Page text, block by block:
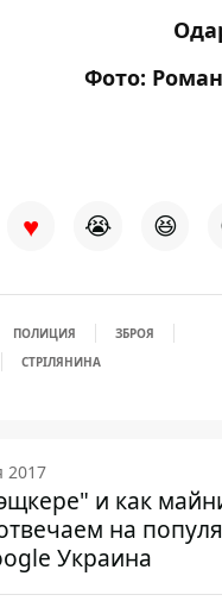
Фото:
♥ 😭 😆
ПОЛИЦИЯ
ЗБРОЯ
СТРІЛЯНИНА
2017
и как
на
Украина